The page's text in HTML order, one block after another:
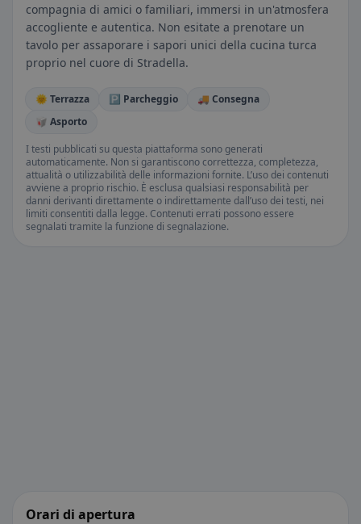
compagnia di amici o familiari, immersi in un'atmosfera
accogliente e autentica. Non esitate a prenotare un
tavolo per assaporare i sapori unici della cucina turca
proprio nel cuore di Stradella.
🌞 Terrazza 🅿️ Parcheggio
🚚 Consegna
🥡 Asporto
I testi pubblicati su questa piattaforma sono generati
automaticamente. Non si garantiscono correttezza, completezza,
attualità o utilizzabilità delle informazioni fornite. L’uso dei contenuti
avviene a proprio rischio. È esclusa qualsiasi responsabilità per
danni derivanti direttamente o indirettamente dall’uso dei testi, nei
limiti consentiti dalla legge. Contenuti errati possono essere
segnalati tramite la funzione di segnalazione.
Orari di apertura